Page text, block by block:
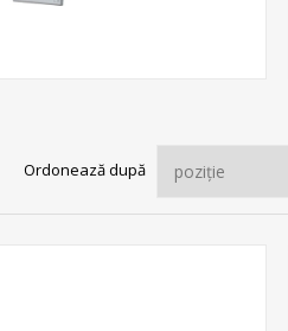
Ordonează după